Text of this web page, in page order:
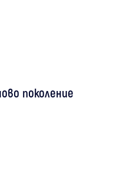
поколение